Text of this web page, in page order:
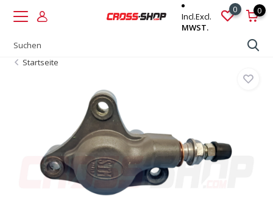
Incl.Excl.
MWST.
0 0
Startseite